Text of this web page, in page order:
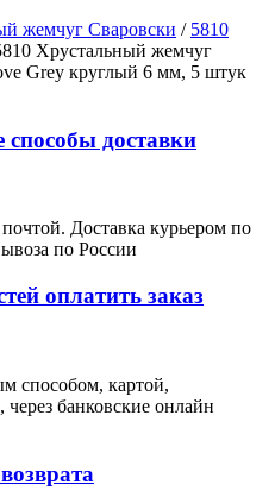
жемчуг Сваровски / 5810
Хрустальный жемчуг
Grey круглый 6 мм, 5 штук
доставки
Доставка курьером по
по России
оплатить заказ
способом, картой,
банковские онлайн